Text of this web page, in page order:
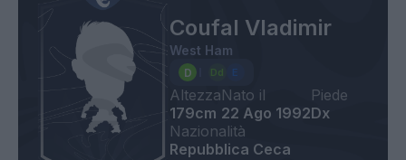
Coufal Vladimir
West Ham
Altezza
179cm
Nato il
22 Ago 1992
Piede
Dx
Nazionalità
Repubblica Ceca